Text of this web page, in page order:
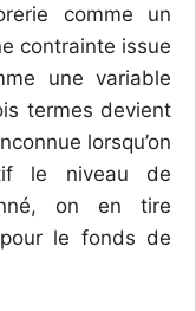
comme un
contrainte issue
une variable
termes devient
lorsqu’on
le niveau de
on en tire
le fonds de